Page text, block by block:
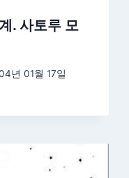
. 사토루 모
년 01월 17일